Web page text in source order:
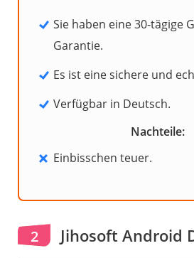
Sie haben eine 30-tägige
Garantie.
Es ist eine sichere und
Verfügbar in Deutsch.
Nachteile:
Einbisschen teuer.
2 Jihosoft Android